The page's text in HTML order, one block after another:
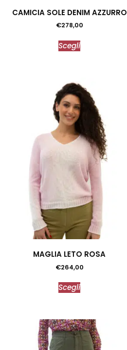
CAMICIA SOLE DENIM AZZURRO
€278,00
Scegli
MAGLIA LETO ROSA
€264,00
Scegli